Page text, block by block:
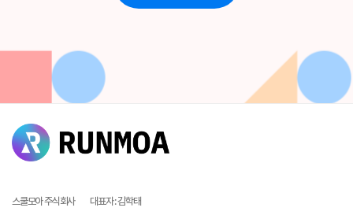
스쿨모아 주식회사 대표자:김학태